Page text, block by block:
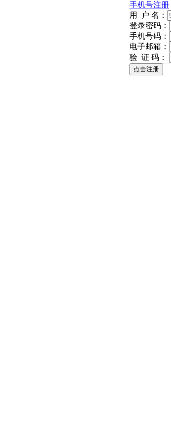
手机号注册
用 户 名：
登录密码：
手机号码：
电子邮箱：
验 证 码：